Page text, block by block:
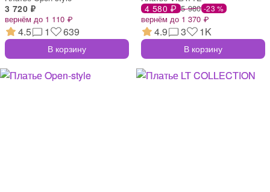
3 720 ₽
вернём до 1 110 ₽
4.5 1 639
В корзину
4 580 ₽ 5 980 -23 %
вернём до 1 370 ₽
4.9 3 1K
В корзину